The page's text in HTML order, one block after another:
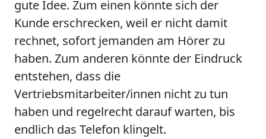
gute Idee. Zum einen könnte sich der
Kunde erschrecken, weil er nicht damit
rechnet, sofort jemanden am Hörer zu
haben. Zum anderen könnte der Eindruck
entstehen, dass die
Vertriebsmitarbeiter/innen nicht zu tun
haben und regelrecht darauf warten, bis
endlich das Telefon klingelt.